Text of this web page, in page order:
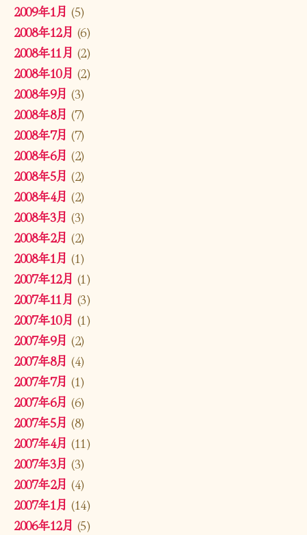
2009年1月 (5)
2008年12月 (6)
2008年11月 (2)
2008年10月 (2)
2008年9月 (3)
2008年8月 (7)
2008年7月 (7)
2008年6月 (2)
2008年5月 (2)
2008年4月 (2)
2008年3月 (3)
2008年2月 (2)
2008年1月 (1)
2007年12月 (1)
2007年11月 (3)
2007年10月 (1)
2007年9月 (2)
2007年8月 (4)
2007年7月 (1)
2007年6月 (6)
2007年5月 (8)
2007年4月 (11)
2007年3月 (3)
2007年2月 (4)
2007年1月 (14)
2006年12月 (5)